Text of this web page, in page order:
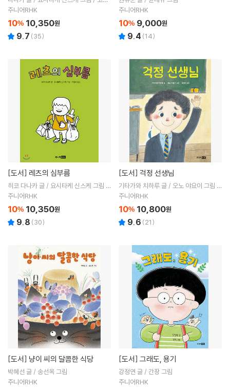
옥 역
주니어RHK
10% 10,350원
9.7 (35)
주니어RHK
10% 9,000원
9.4 (14)
[도서] 레츠의 심부름
히코 다나카 글 / 요시타케 신스케 그림 /
고향옥 역
주니어RHK
10% 10,350원
9.8 (30)
[도서] 걱정 선생님
기타가와 치하루 글 / 오노 야요이 그림 /
최경식 역
주니어RHK
10% 10,800원
9.6 (21)
[도서] 냥이 씨의 달콤한 식당
박혜선 글 / 송선옥 그림
주니어RHK
[도서] 그래도, 용기
강정연 글 / 간장 그림
주니어RHK